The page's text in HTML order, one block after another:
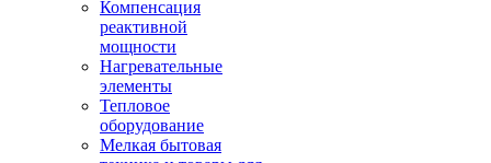
Компенсация
реактивной
мощности
Нагревательные
элементы
Тепловое
оборудование
Мелкая бытовая